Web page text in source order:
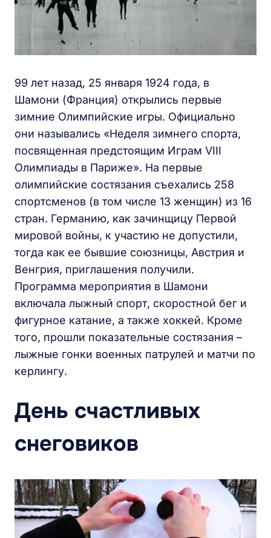
99 лет назад, 25 января 1924 года, в
Шамони (Франция) открылись первые
зимние Олимпийские игры. Официально
они назывались «Неделя зимнего спорта,
посвященная предстоящим Играм VIII
Олимпиады в Париже». На первые
олимпийские состязания съехались 258
спортсменов (в том числе 13 женщин) из 16
стран. Германию, как зачинщицу Первой
мировой войны, к участию не допустили,
тогда как ее бывшие союзницы, Австрия и
Венгрия, приглашения получили.
Программа мероприятия в Шамони
включала лыжный спорт, скоростной бег и
фигурное катание, а также хоккей. Кроме
того, прошли показательные состязания –
лыжные гонки военных патрулей и матчи по
керлингу.
День счастливых
снеговиков